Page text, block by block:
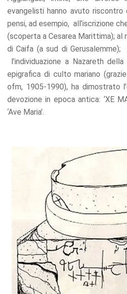
evangelisti hanno avuto riscontro
pensi, ad esempio, all’iscrizione
(scoperta a Cesarea Marittima); al
di Caifa (a sud di Gerusalemme);
l’individuazione a Nazareth
epigrafica di culto mariano
ofm, 1905-1990), ha dimostrato
devozione in epoca antica: ‘XE
‘Ave Maria’.